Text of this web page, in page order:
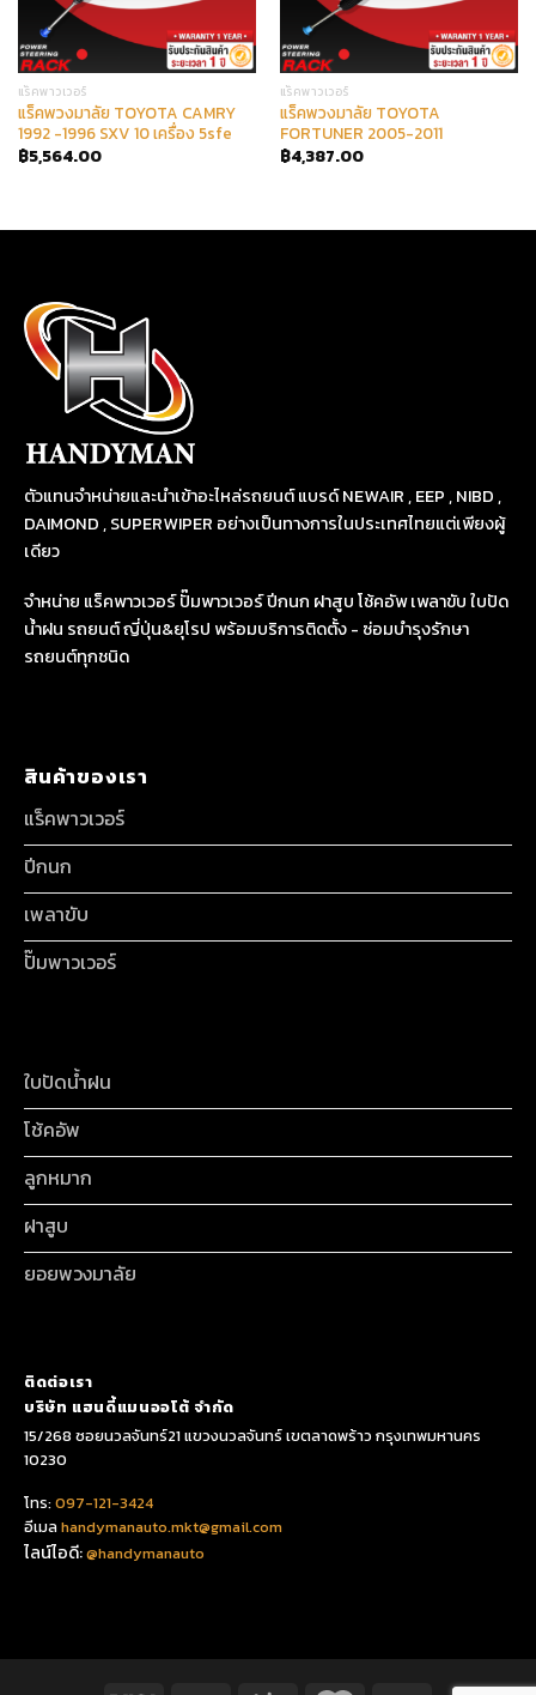
แร็คพาวเวอร์
แร็คพวงมาลัย TOYOTA CAMRY
1992 -1996 SXV 10 เครื่อง 5sfe
฿5,564.00
แร็คพาวเวอร์
แร็คพวงมาลัย TOYOTA
FORTUNER 2005-2011
฿4,387.00
ตัวแทนจำหน่ายและนำเข้าอะไหล่รถยนต์ แบรด์ NEWAIR , EEP , NIBD ,
DAIMOND , SUPERWIPER อย่างเป็นทางการในประเทศไทยแต่เพียงผู้
เดียว
จำหน่าย แร็คพาวเวอร์ ปั๊มพาวเวอร์ ปีกนก ฝาสูบ โช้คอัพ เพลาขับ ใบปัด
น้ำฝน รถยนต์ ญี่ปุ่น&ยุโรป พร้อมบริการติดตั้ง - ซ่อมบำรุงรักษา
รถยนต์ทุกชนิด
สินค้าของเรา
แร็คพาวเวอร์
ปีกนก
เพลาขับ
ปั๊มพาวเวอร์
ใบปัดน้ำฝน
โช้คอัพ
ลูกหมาก
ฝาสูบ
ยอยพวงมาลัย
ติดต่อเรา
บริษัท แฮนดี้แมนออโต้ จำกัด
15/268 ซอยนวลจันทร์21 แขวงนวลจันทร์ เขตลาดพร้าว กรุงเทพมหานคร
10230
โทร:097-121-3424
อีเมลhandymanauto.mkt@gmail.com
ไลน์ไอดี:@handymanauto